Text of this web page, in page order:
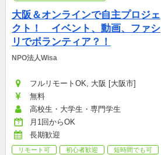
大阪＆オンラインで自主プロジェ
クト！　イベント、動画、ファシ
リでボランティア？！
NPO法人Wisa
フルリモートOK, 大阪 [大阪市]
無料
高校生・大学生・専門学生
月1回からOK
長期歓迎
リモート可 初心者歓迎 短時間でも可